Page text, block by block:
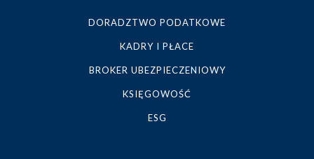
DORADZTWO PODATKOWE
KADRY I PŁACE
BROKER UBEZPIECZENIOWY
KSIĘGOWOŚĆ
ESG